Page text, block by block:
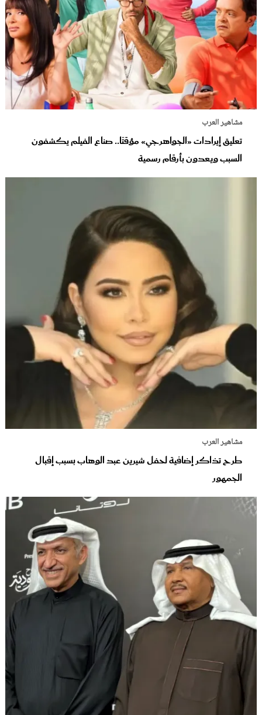
مشاهير العرب
تعليق إيرادات «الجواهرجي» مؤقتًا.. صناع الفيلم يكشفون
السبب ويعدون بأرقام رسمية
مشاهير العرب
طرح تذاكر إضافية لحفل شيرين عبد الوهاب بسبب إقبال
الجمهور